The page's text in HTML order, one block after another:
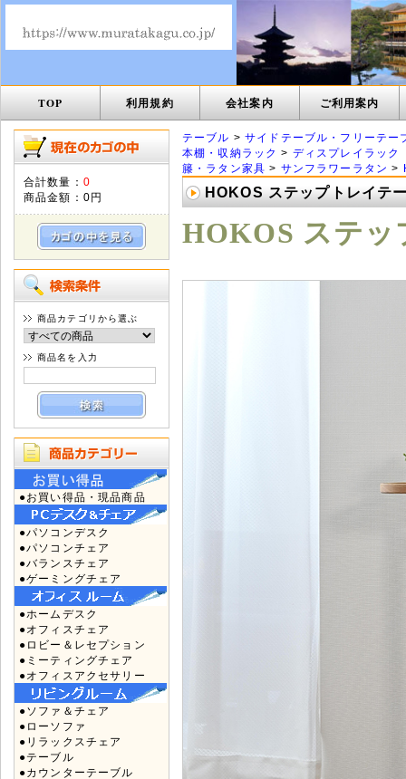
TOP 利用規約 会社案内 ご利用案内
合計数量： 0
商品金額： 0円
商品カテゴリから選ぶ
商品名を入力
●お買い得品・現品商品
●パソコンデスク
●パソコンチェア
●バランスチェア
●ゲーミングチェア
●ホームデスク
●オフィスチェア
●ロビー＆レセプション
●ミーティングチェア
●オフィスアクセサリー
●ソファ＆チェア
●ローソファ
●リラックスチェア
●テーブル
●カウンターテーブル
テーブル >サイドテーブル・フリーテー
本棚・収納ラック > ディスプレイラック
籐・ラタン家具 > サンフラワーラタン >
HOKOS ステップトレイテ
HOKOS ステッ